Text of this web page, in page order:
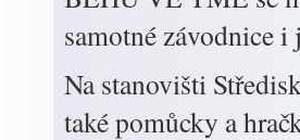
samotné závodnice
Na stanovišti
také pomůcky a